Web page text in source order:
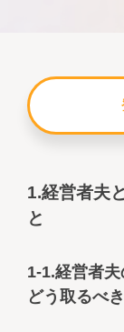
1.経営者夫
と
1-1.経営者
どう取るべ